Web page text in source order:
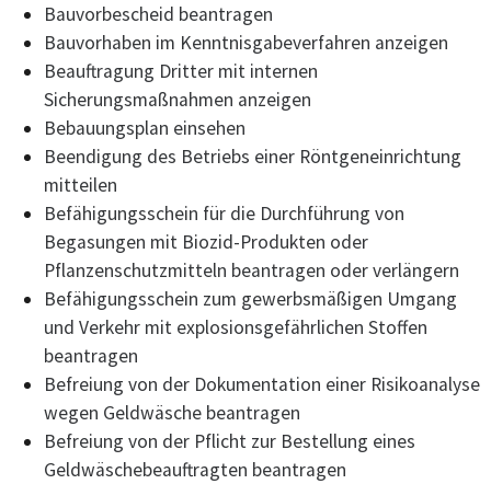
Bauvorbescheid beantragen
Bauvorhaben im Kenntnisgabeverfahren anzeigen
Beauftragung Dritter mit internen
Sicherungsmaßnahmen anzeigen
Bebauungsplan einsehen
Beendigung des Betriebs einer Röntgeneinrichtung
mitteilen
Befähigungsschein für die Durchführung von
Begasungen mit Biozid-Produkten oder
Pflanzenschutzmitteln beantragen oder verlängern
Befähigungsschein zum gewerbsmäßigen Umgang
und Verkehr mit explosionsgefährlichen Stoffen
beantragen
Befreiung von der Dokumentation einer Risikoanalyse
wegen Geldwäsche beantragen
Befreiung von der Pflicht zur Bestellung eines
Geldwäschebeauftragten beantragen